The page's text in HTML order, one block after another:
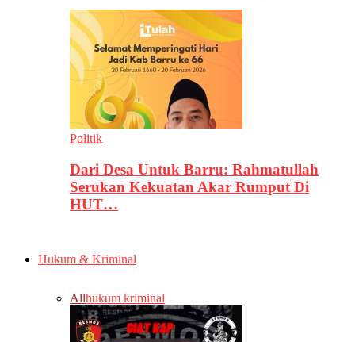
Politik
Dari Desa Untuk Barru: Rahmatullah
Serukan Kekuatan Akar Rumput Di
HUT…
Hukum & Kriminal
Allhukum kriminal